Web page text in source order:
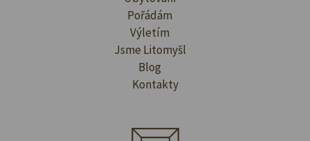
Pořádám
Výletím
Jsme Litomyšl
Blog
Kontakty